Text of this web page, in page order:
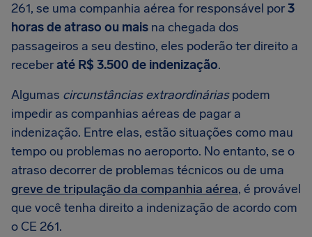
261, se uma companhia aérea for responsável por3
horas de atraso ou mais na chegada dos
passageiros a seu destino, eles poderão ter direito a
receberaté R$ 3.500 de indenização.
Algumas circunstâncias extraordináriaspodem
impedir as companhias aéreas de pagar a
indenização. Entre elas, estão situações como mau
tempo ou problemas no aeroporto. No entanto, se o
atraso decorrer de problemas técnicos ou de uma
greve de tripulação da companhia aérea, é provável
que você tenha direito a indenização de acordo com
o CE 261.